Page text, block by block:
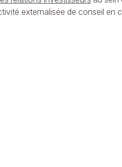
externalisée de conseil